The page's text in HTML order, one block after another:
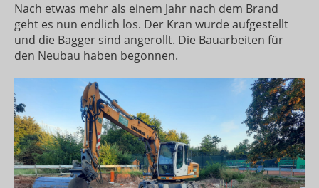
Nach etwas mehr als einem Jahr nach dem Brand
geht es nun endlich los. Der Kran wurde aufgestellt
und die Bagger sind angerollt. Die Bauarbeiten für
den Neubau haben begonnen.